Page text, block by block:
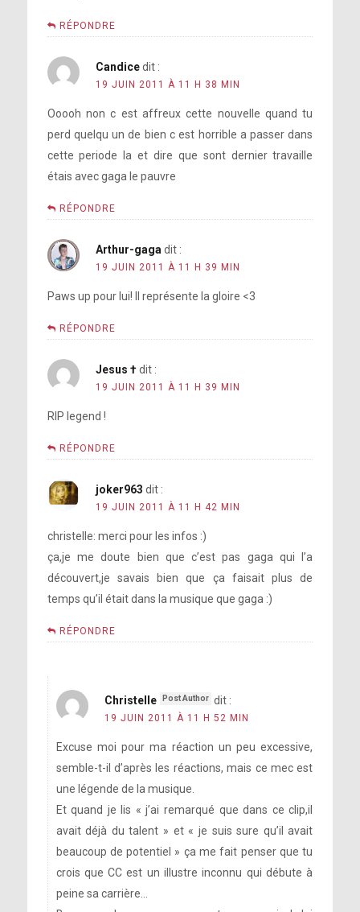
RÉPONDRE
Candice dit :
19 JUIN 2011 À 11 H 38 MIN
Ooooh non c est affreux cette nouvelle quand tu
perd quelqu un de bien c est horrible a passer dans
cette periode la et dire que sont dernier travaille
étais avec gaga le pauvre
RÉPONDRE
Arthur-gaga dit :
19 JUIN 2011 À 11 H 39 MIN
Paws up pour lui! Il représente la gloire <3
RÉPONDRE
Jesus † dit :
19 JUIN 2011 À 11 H 39 MIN
RIP legend !
RÉPONDRE
joker963 dit :
19 JUIN 2011 À 11 H 42 MIN
christelle: merci pour les infos :)
ça,je me doute bien que c’est pas gaga qui l’a
découvert,je savais bien que ça faisait plus de
temps qu’il était dans la musique que gaga :)
RÉPONDRE
Christelle dit :
19 JUIN 2011 À 11 H 52 MIN
Excuse moi pour ma réaction un peu excessive,
semble-t-il d’après les réactions, mais ce mec est
une légende de la musique.
Et quand je lis « j’ai remarqué que dans ce clip,il
avait déjà du talent » et « je suis sure qu’il avait
beaucoup de potentiel » ça me fait penser que tu
crois que CC est un illustre inconnu qui débute à
peine sa carrière…